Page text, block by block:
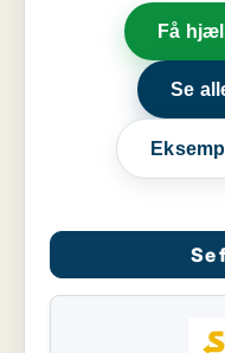
Få
Se
Se